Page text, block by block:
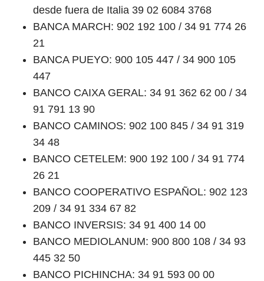
desde fuera de Italia 39 02 6084 3768
BANCA MARCH: 902 192 100 / 34 91 774 26
21
BANCA PUEYO: 900 105 447 / 34 900 105
447
BANCO CAIXA GERAL: 34 91 362 62 00 / 34
91 791 13 90
BANCO CAMINOS: 902 100 845 / 34 91 319
34 48
BANCO CETELEM: 900 192 100 / 34 91 774
26 21
BANCO COOPERATIVO ESPAÑOL: 902 123
209 / 34 91 334 67 82
BANCO INVERSIS: 34 91 400 14 00
BANCO MEDIOLANUM: 900 800 108 / 34 93
445 32 50
BANCO PICHINCHA: 34 91 593 00 00